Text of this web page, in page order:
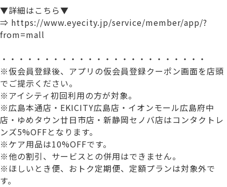
▼詳細はこちら▼
⇒ https://www.eyecity.jp/service/member/app/?
from=mall
・・・・・・・・・・・・・・・・・・・・・・・・
※仮会員登録後、アプリの仮会員登録クーポン画面を店頭
でご提示ください。
※アイシティ初回利用の方が対象。
※広島本通店・EKICITY広島店・イオンモール広島府中
店・ゆめタウン廿日市店・新静岡セノバ店はコンタクトレ
ンズ5%OFFとなります。
※ケア用品は10%OFFです。
※他の割引、サービスとの併用はできません。​
※ほしいとき便、おトク定期便、定額プランは対象外で
す。